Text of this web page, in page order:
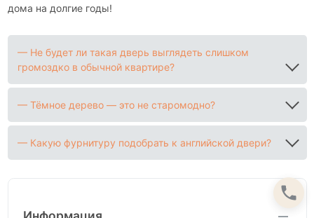
дома на долгие годы!
— Не будет ли такая дверь выглядеть слишком
громоздко в обычной квартире?
— Тёмное дерево — это не старомодно?
— Какую фурнитуру подобрать к английской двери?